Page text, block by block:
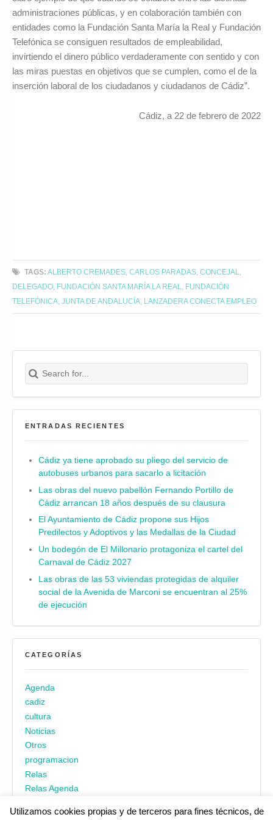
administraciones públicas, y en colaboración también con
entidades como la Fundación Santa María la Real y Fundación
Telefónica se consiguen resultados de empleabilidad,
invirtiendo el dinero público verdaderamente con sentido y con
las miras puestas en objetivos que se cumplen, como el de la
inserción laboral de los ciudadanos y ciudadanos de Cádiz”.
Cádiz, a 22 de febrero de 2022
TAGS: ALBERTO CREMADES ,CARLOS PARADAS ,CONCEJAL
DELEGADO FUNDACIÓN SANTA MARÍA LA REAL
FUNDACIÓN
TELEFÓNICA JUNTA DE ANDALUCÍA LANZADERA CONECTA EMPLEO
Search for:
Buscar
ENTRADAS RECIENTES
Cádiz ya tiene aprobado su pliego del servicio de
autobuses urbanos para sacarlo a licitación
Las obras del nuevo pabellón Fernando Portillo de
Cádiz arrancan 18 años después de su clausura
El Ayuntamiento de Cádiz propone sus Hijos
Predilectos y Adoptivos y las Medallas de la Ciudad
Un bodegón de El Millonario protagoniza el cartel del
Carnaval de Cádiz 2027
Las obras de las 53 viviendas protegidas de alquiler
social de la Avenida de Marconi se encuentran al 25%
de ejecución
CATEGORÍAS
Agenda
cadiz
cultura
Noticias
Otros
programacion
Relas
Relas Agenda
Utilizamos cookies propias y de terceros para fines técnicos, de